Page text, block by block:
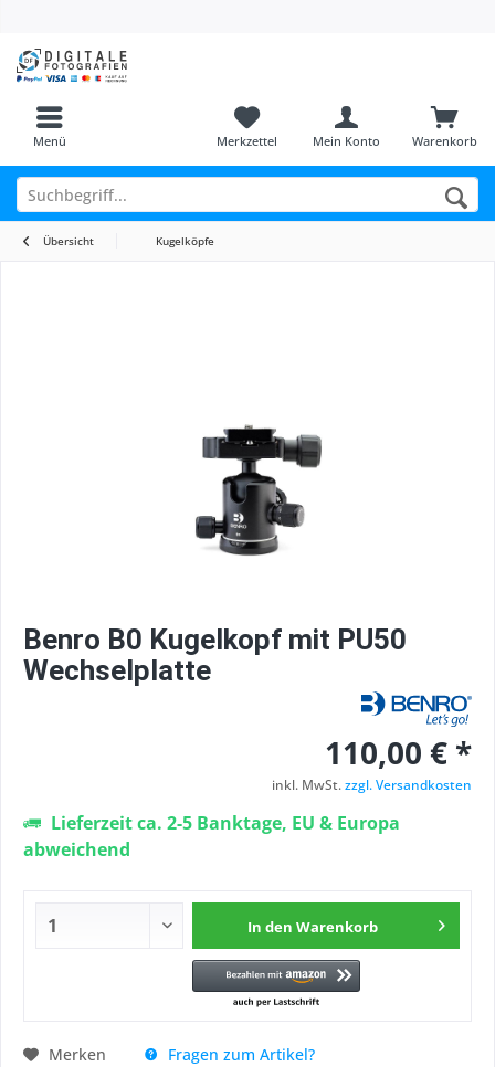
Menü Warenkorb
Merkzettel Mein Konto
Übersicht Kugelköpfe
Benro B0 Kugelkopf mit PU50
Wechselplatte
110,00 € *
inkl. MwSt.zzgl. Versandkosten
Lieferzeit ca. 2-5 Banktage, EU & Europa
abweichend
In den Warenkorb
Merken
Fragen zum Artikel?